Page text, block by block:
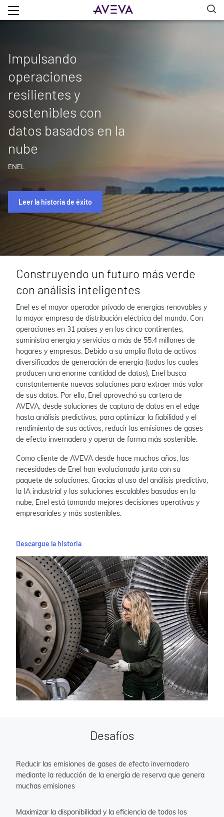
Impulsando
operaciones
resilientes y
sostenibles con
datos basados en la
nube
ENEL
Leer la historia de éxito
Construyendo un futuro más verde
con análisis inteligentes
Enel es el mayor operador privado de energías renovables y
la mayor empresa de distribución eléctrica del mundo. Con
operaciones en 31 países y en los cinco continentes,
suministra energía y servicios a más de 55.4 millones de
hogares y empresas. Debido a su amplia flota de activos
diversificados de generación de energía (todos los cuales
producen una enorme cantidad de datos), Enel busca
constantemente nuevas soluciones para extraer más valor
de sus datos. Por ello, Enel aprovechó su cartera de
AVEVA, desde soluciones de captura de datos en el edge
hasta análisis predictivos, para optimizar la fiabilidad y el
rendimiento de sus activos, reducir las emisiones de gases
de efecto invernadero y operar de forma más sostenible.
Como cliente de AVEVA desde hace muchos años, las
necesidades de Enel han evolucionado junto con su
paquete de soluciones. Gracias al uso del análisis predictivo,
la IA industrial y las soluciones escalables basadas en la
nube, Enel está tomando mejores decisiones operativas y
empresariales y más sostenibles.
Descargue la historia
Desafíos
Reducir las emisiones de gases de efecto invernadero
mediante la reducción de la energía de reserva que genera
muchas emisiones
Maximizar la disponibilidad y la eficiencia de todos los